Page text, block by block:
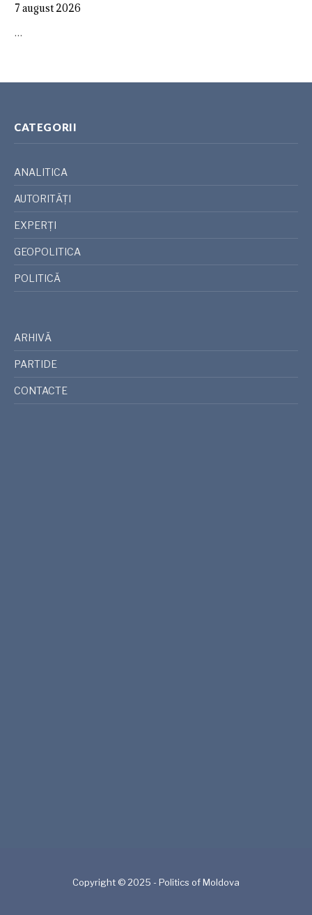
7 august 2026
…
CATEGORII
ANALITICA
AUTORITĂȚI
EXPERȚI
GEOPOLITICA
POLITICĂ
ARHIVĂ
PARTIDE
CONTACTE
Copyright © 2025 - Politics of Moldova